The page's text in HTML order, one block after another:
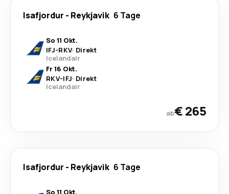
Isafjordur - Reykjavik 6 Tage
So 11 Okt.
IFJ-RKV· Direkt
Icelandair
Fr 16 Okt.
RKV-IFJ· Direkt
Icelandair
ab€ 265
Isafjordur - Reykjavik 6 Tage
So 11 Okt.